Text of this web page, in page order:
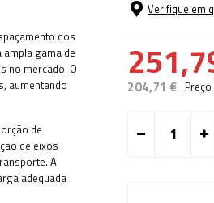
Verifique em
204,71 €
dos
gama de
no mercado. O
aumentando
de
de eixos
A
adequada